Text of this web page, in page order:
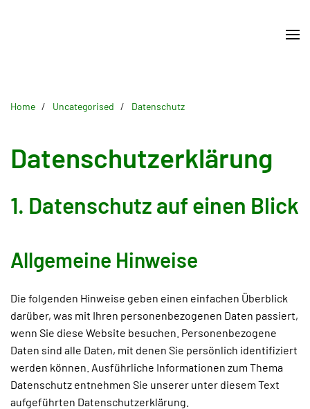
Home Uncategorised Datenschutz
Datenschutzerklärung
1. Datenschutz auf einen Blick
Allgemeine Hinweise
Die folgenden Hinweise geben einen einfachen Überblick
darüber, was mit Ihren personenbezogenen Daten passiert,
wenn Sie diese Website besuchen. Personenbezogene
Daten sind alle Daten, mit denen Sie persönlich identifiziert
werden können. Ausführliche Informationen zum Thema
Datenschutz entnehmen Sie unserer unter diesem Text
aufgeführten Datenschutzerklärung.